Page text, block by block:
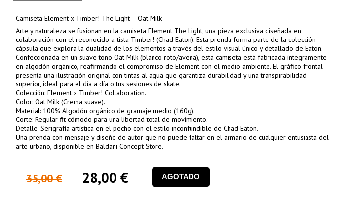
Camiseta Element x Timber! The Light – Oat Milk
Arte y naturaleza se fusionan en la camiseta Element The Light, una pieza exclusiva diseñada en
colaboración con el reconocido artista Timber! (Chad Eaton). Esta prenda forma parte de la colección
cápsula que explora la dualidad de los elementos a través del estilo visual único y detallado de Eaton.
Confeccionada en un suave tono Oat Milk (blanco roto/avena), esta camiseta está fabricada íntegramente
en algodón orgánico, reafirmando el compromiso de Element con el medio ambiente. El gráfico frontal
presenta una ilustración original con tintas al agua que garantiza durabilidad y una transpirabilidad
superior, ideal para el día a día o tus sesiones de skate.
Colección: Element x Timber! Collaboration.
Color: Oat Milk (Crema suave).
Material: 100% Algodón orgánico de gramaje medio (160g).
Corte: Regular fit cómodo para una libertad total de movimiento.
Detalle: Serigrafía artística en el pecho con el estilo inconfundible de Chad Eaton.
Una prenda con mensaje y diseño de autor que no puede faltar en el armario de cualquier entusiasta del
arte urbano, disponible en Baldani Concept Store.
35,00 € 28,00 € AGOTADO